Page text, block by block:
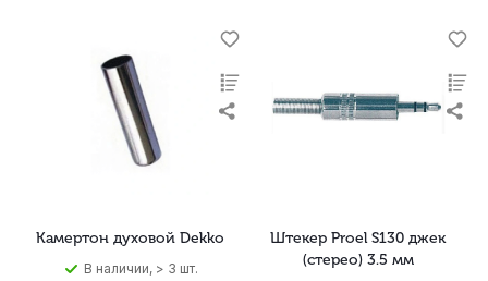
Камертон духовой Dekko
В наличии, > 3 шт.
Штекер Proel S130 джек
(стерео) 3.5 мм